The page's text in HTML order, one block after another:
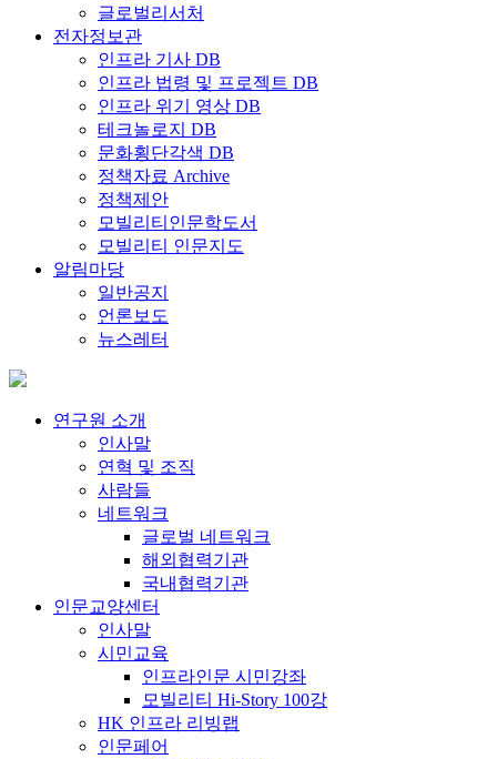
글로벌리서처
전자정보관
인프라 기사 DB
인프라 법령 및 프로젝트 DB
인프라 위기 영상 DB
테크놀로지 DB
문화횡단각색 DB
정책자료 Archive
정책제안
모빌리티인문학도서
모빌리티 인문지도
알림마당
일반공지
언론보도
뉴스레터
연구원 소개
인사말
연혁 및 조직
사람들
네트워크
글로벌 네트워크
해외협력기관
국내협력기관
인문교양센터
인사말
시민교육
인프라인문 시민강좌
모빌리티 Hi-Story 100강
HK 인프라 리빙랩
인문페어